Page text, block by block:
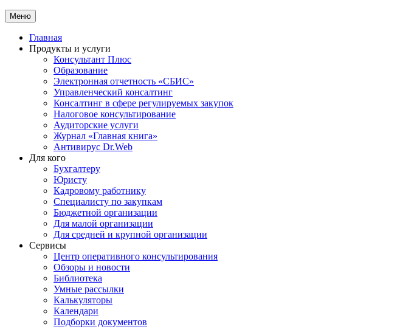
Меню
Главная
Продукты и услуги
Консультант Плюс
Образование
Электронная отчетность «СБИС»
Управленческий консалтинг
Консалтинг в сфере регулируемых закупок
Налоговое консультирование
Аудиторские услуги
Журнал «Главная книга»
Антивирус Dr.Web
Для кого
Бухгалтеру
Юристу
Кадровому работнику
Специалисту по закупкам
Бюджетной организации
Для малой организации
Для средней и крупной организации
Сервисы
Центр оперативного консультирования
Обзоры и новости
Библиотека
Умные рассылки
Калькуляторы
Календари
Подборки документов